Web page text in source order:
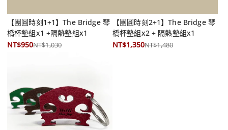
【團圓時刻1+1】The Bridge 琴
橋杯墊組x1 +隔熱墊組x1
NT$950NT$1,030
【團圓時刻2+1】The Bridge 琴
橋杯墊組x2 + 隔熱墊組x1
NT$1,350NT$1,480